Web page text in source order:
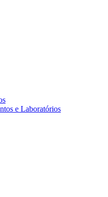
e Laboratórios